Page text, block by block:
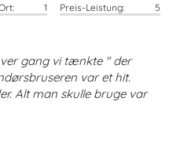
1 Preis-Leistung:
5
gang vi tænkte " der
var et hit.
Alt man skulle bruge var